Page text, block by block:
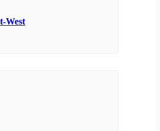
West